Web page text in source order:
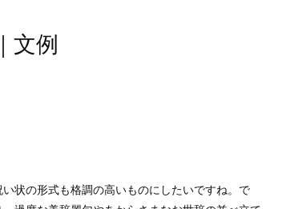
文例
状の形式も格調の高いものにしたいですね。で